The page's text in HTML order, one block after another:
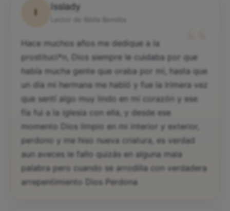
I
Isslady
“
Hace muchos años me dedique a la
prostituci*n, Dios siempre le cuidaba por que
había mucha gente que oraba por mi, hasta que
un día mi hermana me habló y fue la lrimera vez
que sentí algo muy lindo en mi corazón y ese
fía fui a la iglesia con ella, y desde ese
momento Dios limpio en mi interior y exterior,
perdono y me hiso nueva criatura, es verdad
aun aveces le fallo quizás en alguna mala
palabra pero cuando se arrodilla con verdadera
arrepentimiento Dios Perdona